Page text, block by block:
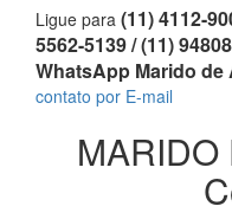
Ligue para (11) 4112-
5562-5139 / (11)
WhatsApp Marido
contato por E-mail